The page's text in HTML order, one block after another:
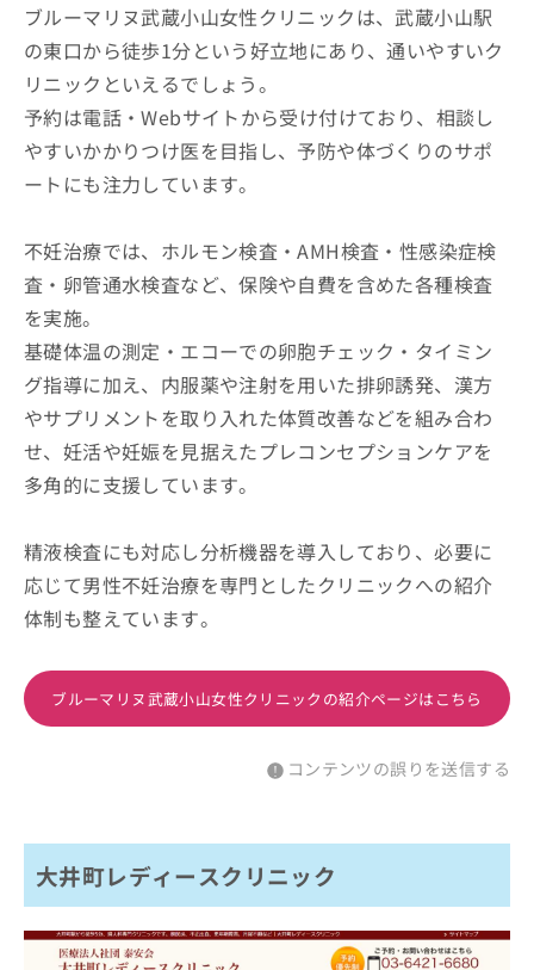
ブルーマリヌ武蔵小山女性クリニックは、武蔵小山駅
の東口から徒歩1分という好立地にあり、通いやすいク
リニックといえるでしょう。
予約は電話・Webサイトから受け付けており、相談し
やすいかかりつけ医を目指し、予防や体づくりのサポ
ートにも注力しています。
不妊治療では、ホルモン検査・AMH検査・性感染症検
査・卵管通水検査など、保険や自費を含めた各種検査
を実施。
基礎体温の測定・エコーでの卵胞チェック・タイミン
グ指導に加え、内服薬や注射を用いた排卵誘発、漢方
やサプリメントを取り入れた体質改善などを組み合わ
せ、妊活や妊娠を見据えたプレコンセプションケアを
多角的に支援しています。
精液検査にも対応し分析機器を導入しており、必要に
応じて男性不妊治療を専門としたクリニックへの紹介
体制も整えています。
ブルーマリヌ武蔵小山女性クリニックの紹介ページはこちら
コンテンツの誤りを送信する
大井町レディースクリニック